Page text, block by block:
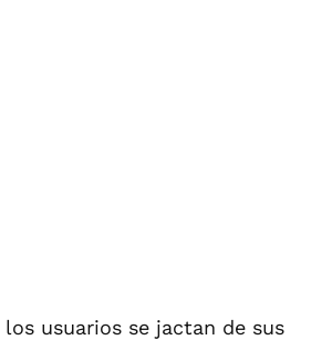
los usuarios se jactan de sus